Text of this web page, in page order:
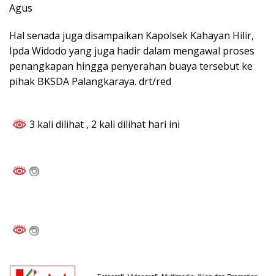
Agus
Hal senada juga disampaikan Kapolsek Kahayan Hilir,
Ipda Widodo yang juga hadir dalam mengawal proses
penangkapan hingga penyerahan buaya tersebut ke
pihak BKSDA Palangkaraya. drt/red
3 kali dilihat , 2 kali dilihat hari ini